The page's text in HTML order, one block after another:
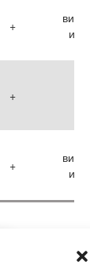
+
и
+
+
и